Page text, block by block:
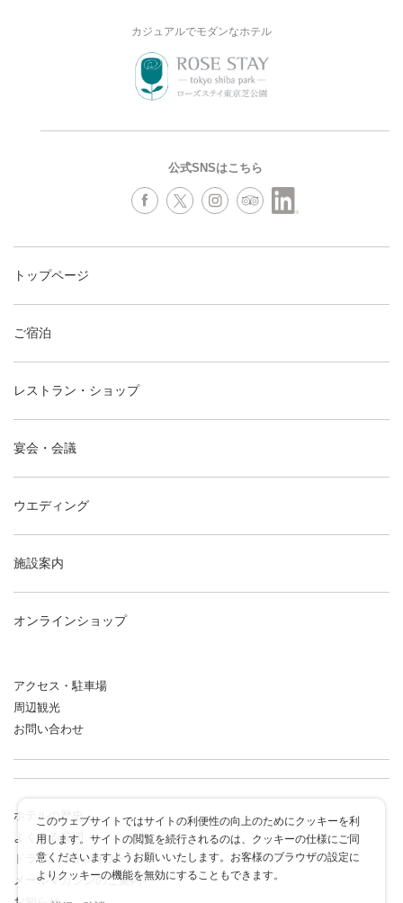
このウェブサイトではサイトの利便性の向上のためにクッキーを利
用します。サイトの閲覧を続行されるのは、クッキーの仕様にご同
意くださいますようお願いいたします。お客様のブラウザの設定に
よりクッキーの機能を無効にすることもできます。
カジュアルでモダンなホテル
公式SNSはこちら
トップページ
ご宿泊
レストラン・ショップ
宴会・会議
ウエディング
施設案内
オンラインショップ
アクセス・駐車場
周辺観光
お問い合わせ
ホテルの歴史
よくある質問
ドラゴンポイントカード
メールマガジンのご案内